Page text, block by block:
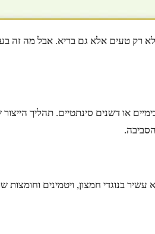
רק טעים אלא גם בריא. אבל מה זה
או דשנים סינתטיים. תהליך
עשיר בנוגדי חמצון, ויטמינים